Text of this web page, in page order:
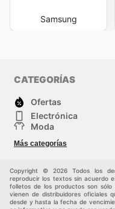
Samsung
CATEGORÍAS
Ofertas
Electrónica
Moda
Deporte
Más categorías
Copyright © 2026 Todos los
reproducir los textos sin acuerdo
folletos de los productos son
vienen de distribuidores oficiales
desde y hasta la fecha de